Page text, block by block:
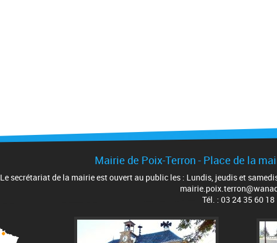
Mairie de Poix-Terron - Place de la
Le secrétariat de la mairie est ouvert au public les : Lundis, jeudis et
Tél. : 03 24 35 60 18